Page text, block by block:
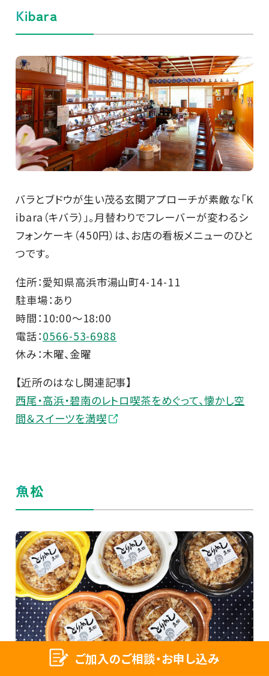
Kibara
バラとブドウが生い茂る玄関アプローチが素敵な「K
ibara（キバラ）」。月替わりでフレーバーが変わるシ
フォンケーキ（450円）は、お店の看板メニューのひと
つです。
住所：愛知県高浜市湯山町4-14-11
駐車場：あり
時間：10:00～18:00
電話：0566-53-6988
休み：木曜、金曜
【近所のはなし関連記事】
西尾・高浜・碧南のレトロ喫茶をめぐって、懐かし空
間＆スイーツを満喫
魚松
ご加入のご相談・お申し込み